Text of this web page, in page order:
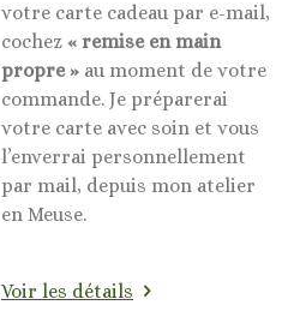
votre carte cadeau par e-mail,
cochez « remise en main
propre » au moment de votre
commande. Je préparerai
votre carte avec soin et vous
l’enverrai personnellement
par mail, depuis mon atelier
en Meuse.
Voir les détails